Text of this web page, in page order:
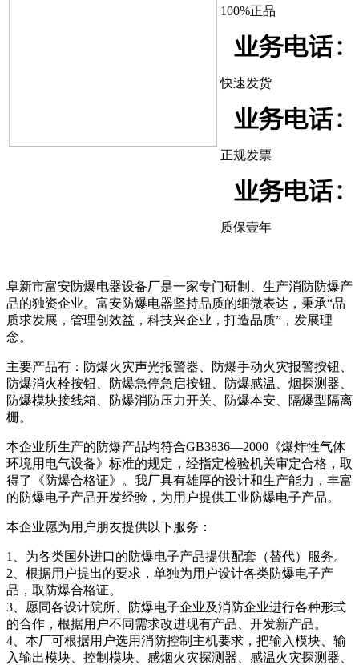
100%正品
快速发货
正规发票
质保壹年
阜新市富安防爆电器设备厂是一家专门研制、生产消防防爆产
品的独资企业。富安防爆电器坚持品质的细微表达，秉承“品
质求发展，管理创效益，科技兴企业，打造品质”，发展理
念。
主要产品有：防爆火灾声光报警器、防爆手动火灾报警按钮、
防爆消火栓按钮、防爆急停急启按钮、防爆感温、烟探测器、
防爆模块接线箱、防爆消防压力开关、防爆本安、隔爆型隔离
栅。
本企业所生产的防爆产品均符合GB3836—2000《爆炸性气体
环境用电气设备》标准的规定，经指定检验机关审定合格，取
得了《防爆合格证》。我厂具有雄厚的设计和生产能力，丰富
的防爆电子产品开发经验，为用户提供工业防爆电子产品。
本企业愿为用户朋友提供以下服务：
1、为各类国外进口的防爆电子产品提供配套（替代）服务。
2、根据用户提出的要求，单独为用户设计各类防爆电子产
品，取防爆合格证。
3、愿同各设计院所、防爆电子企业及消防企业进行各种形式
的合作，根据用户不同需求改进现有产品、开发新产品。
4、本厂可根据用户选用消防控制主机要求，把输入模块、输
入输出模块、控制模块、感烟火灾探测器、感温火灾探测器、